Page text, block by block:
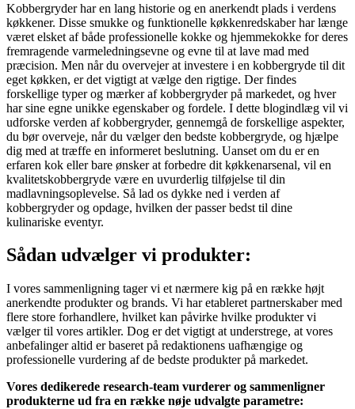
Kobbergryder har en lang historie og en anerkendt plads i verdens
køkkener. Disse smukke og funktionelle køkkenredskaber har længe
været elsket af både professionelle kokke og hjemmekokke for deres
fremragende varmeledningsevne og evne til at lave mad med
præcision. Men når du overvejer at investere i en kobbergryde til dit
eget køkken, er det vigtigt at vælge den rigtige. Der findes
forskellige typer og mærker af kobbergryder på markedet, og hver
har sine egne unikke egenskaber og fordele. I dette blogindlæg vil vi
udforske verden af kobbergryder, gennemgå de forskellige aspekter,
du bør overveje, når du vælger den bedste kobbergryde, og hjælpe
dig med at træffe en informeret beslutning. Uanset om du er en
erfaren kok eller bare ønsker at forbedre dit køkkenarsenal, vil en
kvalitetskobbergryde være en uvurderlig tilføjelse til din
madlavningsoplevelse. Så lad os dykke ned i verden af
kobbergryder og opdage, hvilken der passer bedst til dine
kulinariske eventyr.
Sådan udvælger vi produkter:
I vores sammenligning tager vi et nærmere kig på en række højt
anerkendte produkter og brands. Vi har etableret partnerskaber med
flere store forhandlere, hvilket kan påvirke hvilke produkter vi
vælger til vores artikler. Dog er det vigtigt at understrege, at vores
anbefalinger altid er baseret på redaktionens uafhængige og
professionelle vurdering af de bedste produkter på markedet.
Vores dedikerede research-team vurderer og sammenligner
produkterne ud fra en række nøje udvalgte parametre: